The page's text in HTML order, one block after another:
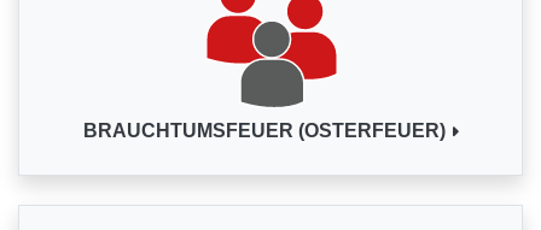
BRAUCHTUMSFEUER (OSTERFEUER)